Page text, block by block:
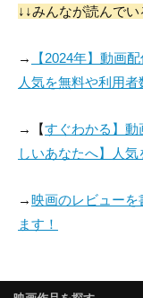
↓↓みんなが読んで
→
【2024年】動画
人気を無料や利用
→【すぐわかる】
しいあなたへ】人
→映画のレビューを
ます！